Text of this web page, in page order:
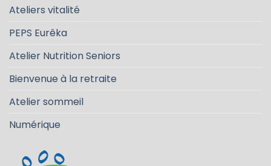
Ateliers vitalité
PEPS Eurêka
Atelier Nutrition Seniors
Bienvenue à la retraite
Atelier sommeil
Numérique